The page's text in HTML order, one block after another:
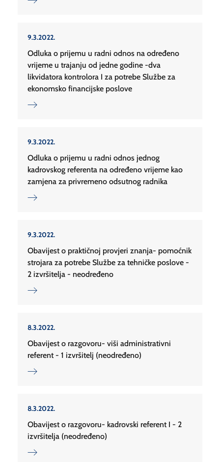
9.3.2022.
Odluka o prijemu u radni odnos na određeno
vrijeme u trajanju od jedne godine -dva
likvidatora kontrolora I za potrebe Službe za
ekonomsko financijske poslove
9.3.2022.
Odluka o prijemu u radni odnos jednog
kadrovskog referenta na određeno vrijeme kao
zamjena za privremeno odsutnog radnika
9.3.2022.
Obavijest o praktičnoj provjeri znanja- pomoćnik
strojara za potrebe Službe za tehničke poslove -
2 izvršitelja - neodređeno
8.3.2022.
Obavijest o razgovoru- viši administrativni
referent - 1 izvršitelj (neodređeno)
8.3.2022.
Obavijest o razgovoru- kadrovski referent I - 2
izvršitelja (neodređeno)